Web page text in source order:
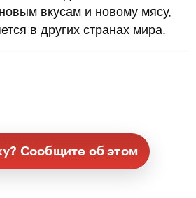
вкусам и новому мясу,
в других странах мира.
Сообщите об этом